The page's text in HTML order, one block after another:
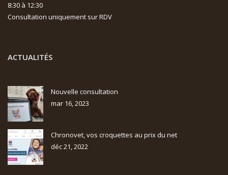
8:30 à 12:30
Consultation uniquement sur RDV
ACTUALITÉS
Nouvelle consultation
mar 16, 2023
Chronovet, vos croquettes au prix du net
déc 21, 2022